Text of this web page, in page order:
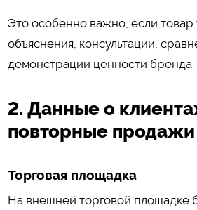
Это особенно важно, если товар
объяснения, консультации,
демонстрации ценности бренда.
2. Данные о
повторные продажи
Торговая площадка
На внешней торговой площадке